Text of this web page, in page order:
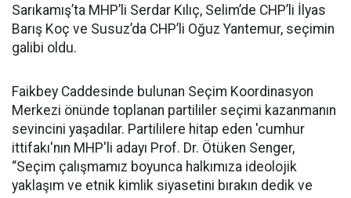
Sarıkamış’ta MHP’li Serdar Kılıç, Selim’de CHP’li İlyas
Barış Koç ve Susuz’da CHP’li Oğuz Yantemur, seçimin
galibi oldu.
Faikbey Caddesinde bulunan Seçim Koordinasyon
Merkezi önünde toplanan partililer seçimi kazanmanın
sevincini yaşadılar. Partililere hitap eden 'cumhur
ittifakı'nın MHP'li adayı Prof. Dr. Ötüken Senger,
“Seçim çalışmamız boyunca halkımıza ideolojik
yaklaşım ve etnik kimlik siyasetini bırakın dedik ve